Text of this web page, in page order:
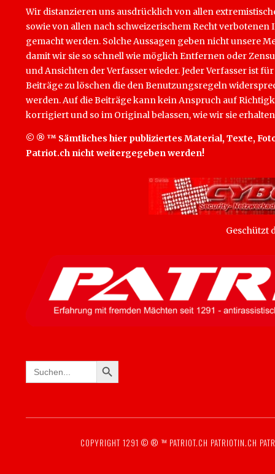
Wir distanzieren uns ausdrücklich von allen
sowie von allen nach schweizerischem Recht
gemacht werden. Solche Aussagen geben nicht unsere
damit wir sie so schnell wie möglich Entfernen oder
und Ansichten der Verfasser wieder. Jeder Verfasser ist
Beiträge zu löschen die den Benutzungsregeln
werden. Auf die Beiträge kann kein Anspruch auf
korrigiert und so im Original belassen, wie wir sie
© ® ™ Sämtliches hier publiziertes Material, Texte,
Patriot.ch nicht weitergegeben werden!
Geschützt
Search
for:
SEARCH BUTTON
COPYRIGHT 1291 © ® ™ PATRIOT.CH PATRIOTIN.CH